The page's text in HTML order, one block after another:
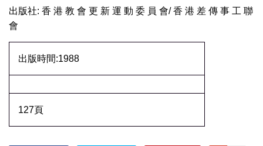
出版社: 香 港 教 會 更 新 運 動 委 員 會/ 香 港 差 傳 事 工 聯
會
出版時間:1988
127頁